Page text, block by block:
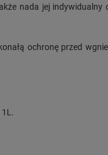
nada jej indywidualny
ochronę przed